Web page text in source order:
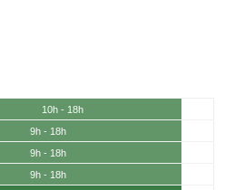
10h - 18h
9h - 18h
9h - 18h
9h - 18h